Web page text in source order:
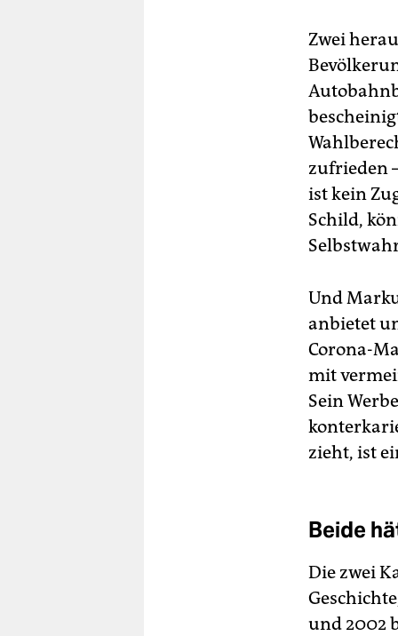
Zwei
zufrieden
ist kein
Schild,
Und
anbietet
Corona-
mit
Sein
zieht, ist
Beide
Die zwei
und 2002